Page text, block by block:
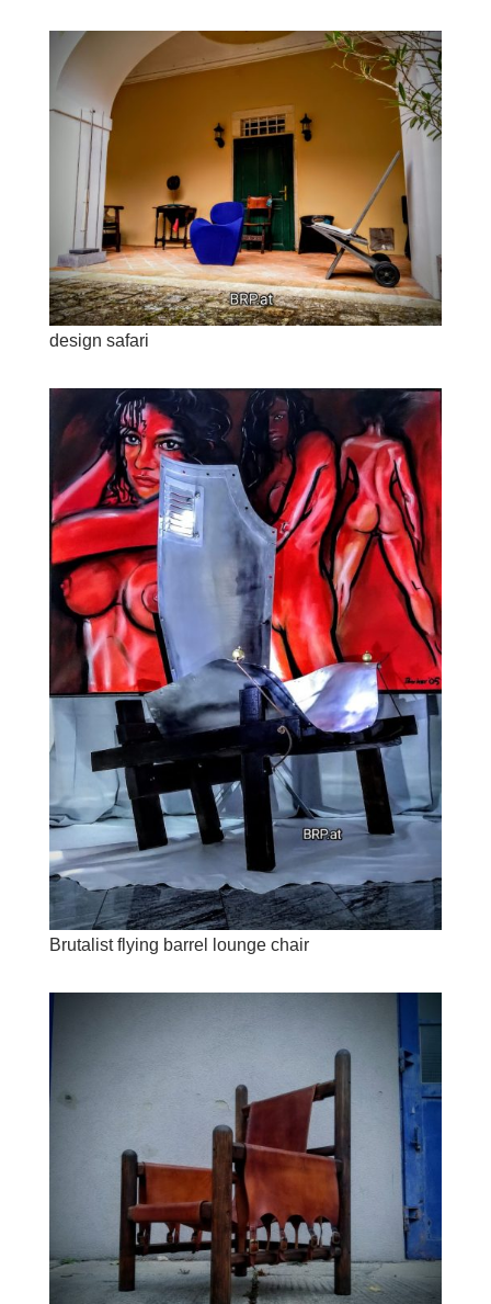
design safari
Brutalist flying barrel lounge chair